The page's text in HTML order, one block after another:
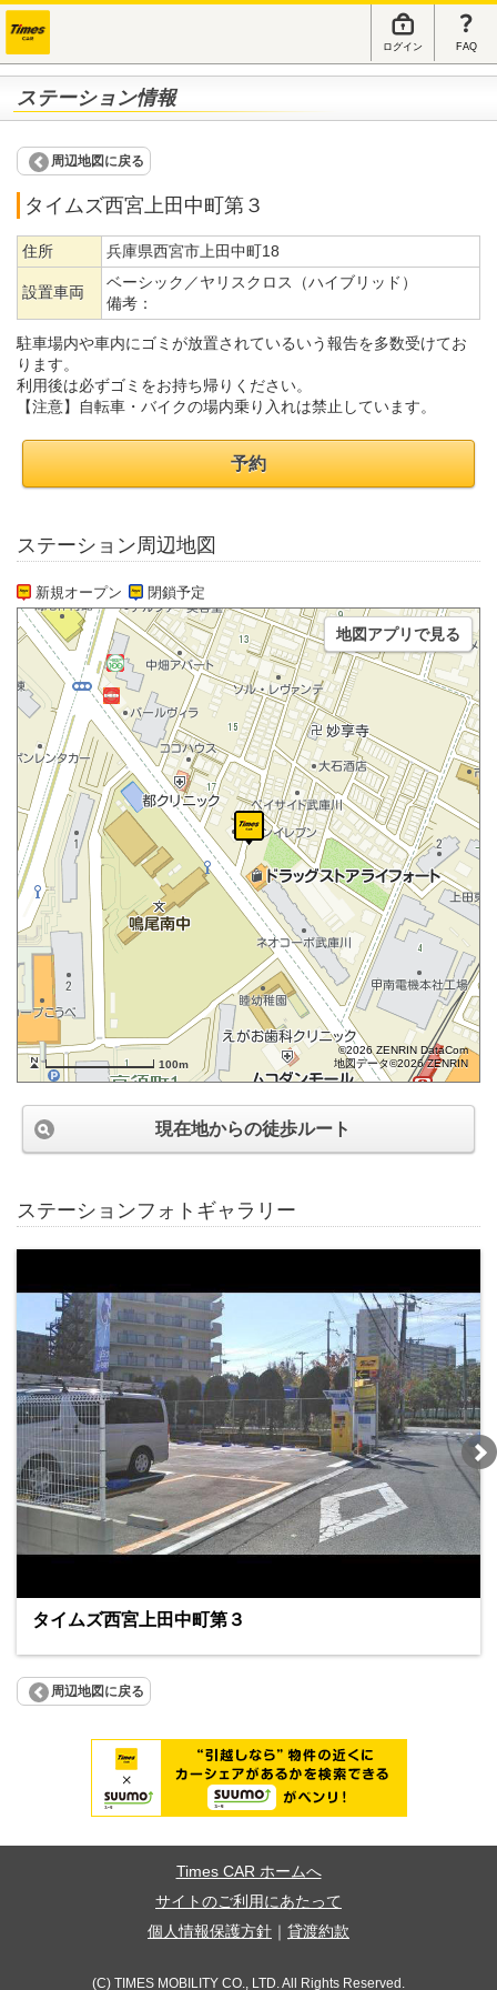
ログイン FAQ
ステーション情報
周辺地図に戻る
タイムズ西宮上田中町第３
住所 兵庫県西宮市上田中町18
設置車両
ベーシック／ヤリスクロス（ハイブリッド）
備考：
駐車場内や車内にゴミが放置されているいう報告を多数受けてお
ります。
利用後は必ずゴミをお持ち帰りください。
【注意】自転車・バイクの場内乗り入れは禁止しています。
予約
ステーション周辺地図
新規オープン 閉鎖予定
100m
©2026 ZENRIN DataCom
地図データ©2026 ZENRIN
地図アプリで見る
現在地からの徒歩ルート
ステーションフォトギャラリー
タイムズ西宮上田中町第３
周辺地図に戻る
Times CAR ホームへ
サイトのご利用にあたって
個人情報保護方針
貸渡約款
(C) TIMES MOBILITY CO., LTD. All Rights Reserved.